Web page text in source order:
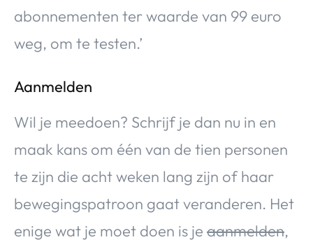
abonnementen ter waarde van 99 euro
weg, om te testen.’
Aanmelden
Wil je meedoen? Schrijf je dan nu in en
maak kans om één van de tien personen
te zijn die acht weken lang zijn of haar
bewegingspatroon gaat veranderen. Het
enige wat je moet doen is je aanmelden,